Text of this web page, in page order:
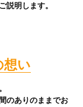
説明します。
想い
のありのままでお